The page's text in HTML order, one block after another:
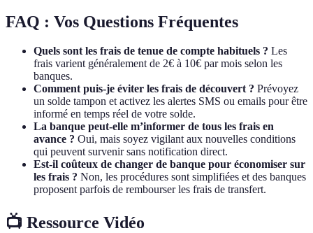
FAQ : Vos Questions Fréquentes
Quels sont les frais de tenue de compte habituels ? Les
frais varient généralement de 2€ à 10€ par mois selon les
banques.
Comment puis-je éviter les frais de découvert ? Prévoyez
un solde tampon et activez les alertes SMS ou emails pour être
informé en temps réel de votre solde.
La banque peut-elle m’informer de tous les frais en
avance ? Oui, mais soyez vigilant aux nouvelles conditions
qui peuvent survenir sans notification direct.
Est-il coûteux de changer de banque pour économiser sur
les frais ? Non, les procédures sont simplifiées et des banques
proposent parfois de rembourser les frais de transfert.
📺 Ressource Vidéo